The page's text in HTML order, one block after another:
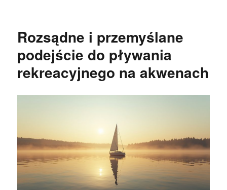
Rozsądne i przemyślane
podejście do pływania
rekreacyjnego na akwenach